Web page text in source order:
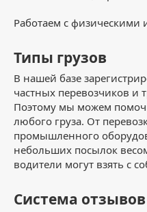
Работаем с
Типы грузов
В нашей базе
частных перевозчиков и
Поэтому мы можем
любого груза. От
промышленного
небольших посылок
водители могут взять с
Система отзывов